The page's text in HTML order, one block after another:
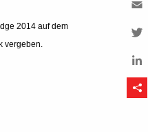
2014 auf dem
vergeben.